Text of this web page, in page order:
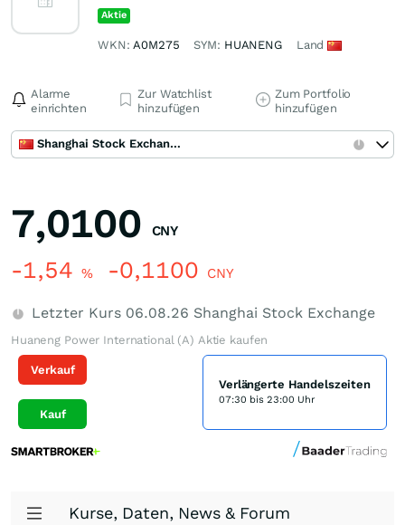
Aktie
WKN:A0M275 SYM: HUANENG Land
Alarme
einrichten
Zur Watchlist
hinzufügen
Zum Portfolio
hinzufügen
Shanghai Stock Exchange
7,0100 CNY
-1,54 % -0,1100 CNY
Letzter Kurs 06.08.26 Shanghai Stock Exchange
Huaneng Power International (A) Aktie kaufen
Verkauf
Kauf
Verlängerte Handelszeiten
07:30 bis 23:00 Uhr
Kurse, Daten, News & Forum